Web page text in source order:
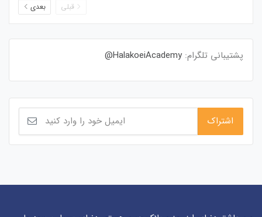
قبلی بعدی
پشتیبانی تلگرام: HalakoeiAcademy@